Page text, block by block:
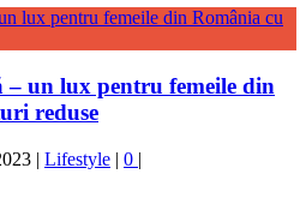
– un lux pentru femeile din
reduse
| Lifestyle | 0 |